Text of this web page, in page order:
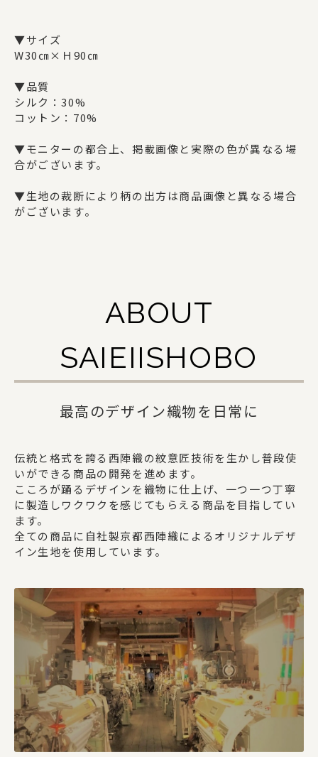
その他
ギフトセット
西栄について
オリジナルグッズ・記念品を作りたい方へ
ご利用ガイド
▼サイズ
W30㎝×Ｈ90㎝
▼品質
シルク：30%
コットン：70%
▼モニターの都合上、掲載画像と実際の色が異なる場
合がございます。
▼生地の裁断により柄の出方は商品画像と異なる場合
がございます。
ABOUT
SAIEIISHOBO
最高のデザイン織物を日常に
伝統と格式を誇る西陣織の紋意匠技術を生かし普段使
いができる商品の開発を進めます。
こころが踊るデザインを織物に仕上げ、一つ一つ丁寧
に製造しワクワクを感じてもらえる商品を目指してい
ます。
全ての商品に自社製京都西陣織によるオリジナルデザ
イン生地を使用しています。